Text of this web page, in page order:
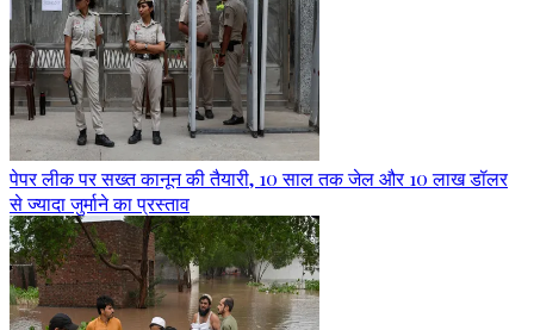
पेपर लीक पर सख्त कानून की तैयारी, 10 साल तक जेल और 10 लाख डॉलर
से ज्यादा जुर्माने का प्रस्ताव